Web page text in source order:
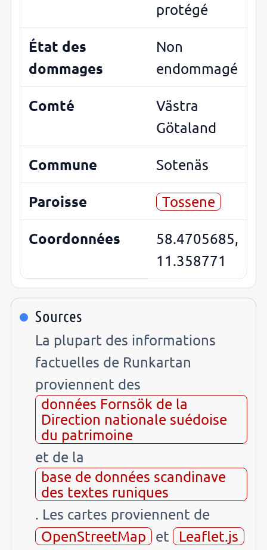
protégé
État des
dommages
Non
endommagé
Comté
Västra
Götaland
Commune Sotenäs
Paroisse Tossene
Coordonnées
58.4705685,
11.358771
Sources
La plupart des informations
factuelles de Runkartan
proviennent des
données Fornsök de la
Direction nationale suédoise
du patrimoine
et de la
base de données scandinave
des textes runiques
. Les cartes proviennent de
OpenStreetMap
et Leaflet.js